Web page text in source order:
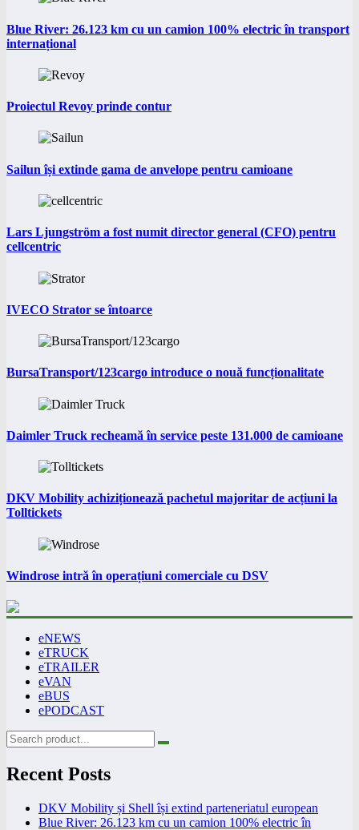
Blue River: 26.123 km cu un camion 100% electric în transport
internațional
Proiectul Revoy prinde contur
Sailun își extinde gama de anvelope pentru camioane
Lars Ljungström a fost numit director general (CFO) pentru
cellcentric
IVECO Strator se întoarce
BursaTransport/123cargo introduce o nouă funcționalitate
Daimler Truck recheamă în service peste 131.000 de camioane
DKV Mobility achiziționează pachetul majoritar de acțiuni la
Tolltickets
Windrose intră în operațiuni comerciale cu DSV
eNEWS
eTRUCK
eTRAILER
eVAN
eBUS
ePODCAST
Recent Posts
DKV Mobility și Shell își extind parteneriatul european
Blue River: 26.123 km cu un camion 100% electric în